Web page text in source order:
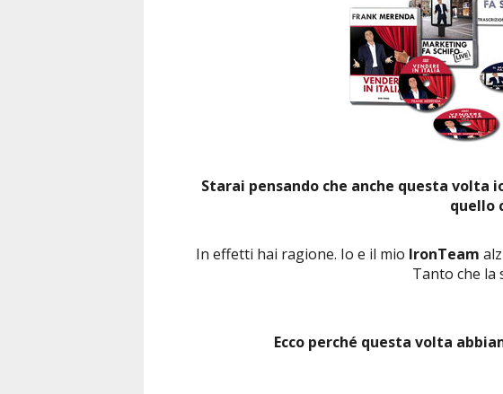
Starai pensando che anche questa
quello
In effetti hai ragione. Io e il mio IronTeam
Tanto che la
Ecco perché questa volta